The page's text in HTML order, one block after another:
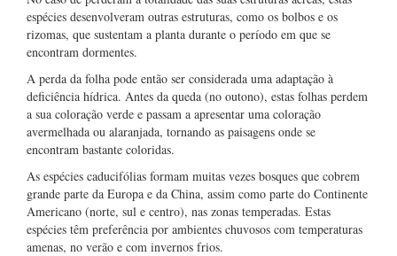
espécies desenvolveram outras estruturas, como os bolbos e os
rizomas, que sustentam a planta durante o período em que se
encontram dormentes.
A perda da folha pode então ser considerada uma adaptação à
deficiência hídrica. Antes da queda (no outono), estas folhas perdem
a sua coloração verde e passam a apresentar uma coloração
avermelhada ou alaranjada, tornando as paisagens onde se
encontram bastante coloridas.
As espécies caducifólias formam muitas vezes bosques que cobrem
grande parte da Europa e da China, assim como parte do Continente
Americano (norte, sul e centro), nas zonas temperadas. Estas
espécies têm preferência por ambientes chuvosos com temperaturas
amenas, no verão e com invernos frios.